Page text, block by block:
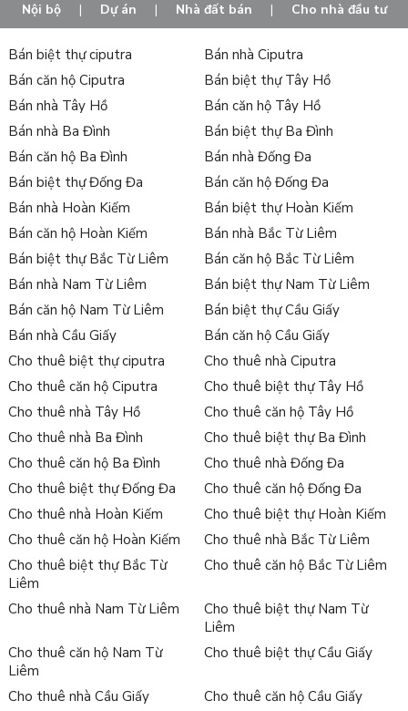
Nội bộ | Dự án | Nhà đất bán | Cho nhà đầu tư
Bán biệt thự ciputra
Bán nhà Ciputra
Bán căn hộ Ciputra
Bán biệt thự Tây Hồ
Bán nhà Tây Hồ
Bán căn hộ Tây Hồ
Bán nhà Ba Đình
Bán biệt thự Ba Đình
Bán căn hộ Ba Đình
Bán nhà Đống Đa
Bán biệt thự Đống Đa
Bán căn hộ Đống Đa
Bán nhà Hoàn Kiếm
Bán biệt thự Hoàn Kiếm
Bán căn hộ Hoàn Kiếm
Bán nhà Bắc Từ Liêm
Bán biệt thự Bắc Từ Liêm
Bán căn hộ Bắc Từ Liêm
Bán nhà Nam Từ Liêm
Bán biệt thự Nam Từ Liêm
Bán căn hộ Nam Từ Liêm
Bán biệt thự Cầu Giấy
Bán nhà Cầu Giấy
Bán căn hộ Cầu Giấy
Cho thuê biệt thự ciputra
Cho thuê nhà Ciputra
Cho thuê căn hộ Ciputra
Cho thuê biệt thự Tây Hồ
Cho thuê nhà Tây Hồ
Cho thuê căn hộ Tây Hồ
Cho thuê nhà Ba Đình
Cho thuê biệt thự Ba Đình
Cho thuê căn hộ Ba Đình
Cho thuê nhà Đống Đa
Cho thuê biệt thự Đống Đa
Cho thuê căn hộ Đống Đa
Cho thuê nhà Hoàn Kiếm
Cho thuê biệt thự Hoàn Kiếm
Cho thuê căn hộ Hoàn Kiếm
Cho thuê nhà Bắc Từ Liêm
Cho thuê biệt thự Bắc Từ
Liêm
Cho thuê căn hộ Bắc Từ Liêm
Cho thuê nhà Nam Từ Liêm
Cho thuê biệt thự Nam Từ
Liêm
Cho thuê căn hộ Nam Từ
Liêm
Cho thuê biệt thự Cầu Giấy
Cho thuê nhà Cầu Giấy
Cho thuê căn hộ Cầu Giấy